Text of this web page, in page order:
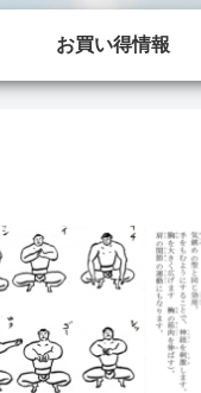
お買い得情報